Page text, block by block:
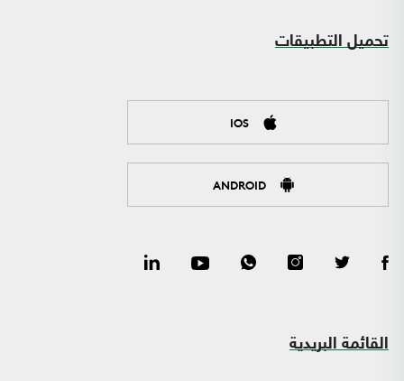
تحميل التطبيقات
IOS
ANDROID
القائمة البريدية